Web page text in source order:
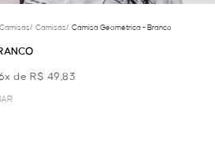
/ Camisas/ Camisa Geométrica - Branco
de R$ 49,83